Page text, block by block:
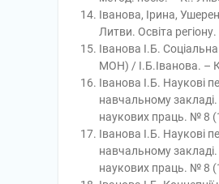
Іванова, Ірина,
Литви. Освіта
Iванова І.Б.
МОН) / І.Б.Іванова. –
Іванова І.Б. Наукові
навчальному
наукових праць. № 8
Іванова І.Б. Наукові
навчальному
наукових праць. № 8